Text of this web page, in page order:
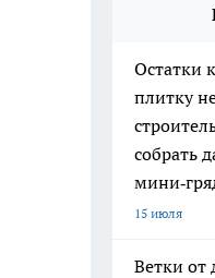
Остатки
плитку
собрать
15 июля
Ветки от